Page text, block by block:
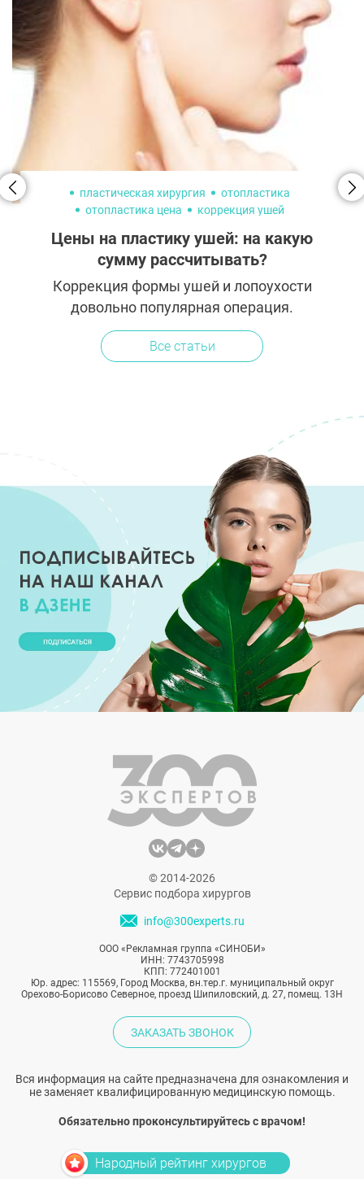
пластическая хирургия
отопластика
отопластика цена
коррекция ушей
Цены на пластику ушей: на какую
сумму рассчитывать?
Коррекция формы ушей и лопоухости
довольно популярная операция.
Современные технологии позволяют
проводить ее быстро и безопасно, порой
Все статьи
© 2014-2026
Сервис подбора хирургов
info@300experts.ru
ООО «Рекламная группа «СИНОБИ»
ИНН: 7743705998
КПП: 772401001
Юр. адрес: 115569, Город Москва, вн.тер.г. муниципальный округ
Орехово-Борисово Северное, проезд Шипиловский, д. 27, помещ. 13Н
ЗАКАЗАТЬ ЗВОНОК
Вся информация на сайте предназначена для ознакомления и
не заменяет квалифицированную медицинскую помощь.
Обязательно проконсультируйтесь с врачом!
Народный рейтинг хирургов